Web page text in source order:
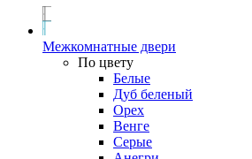
Межкомнатные двери
По цвету
Белые
Дуб беленый
Орех
Венге
Серые